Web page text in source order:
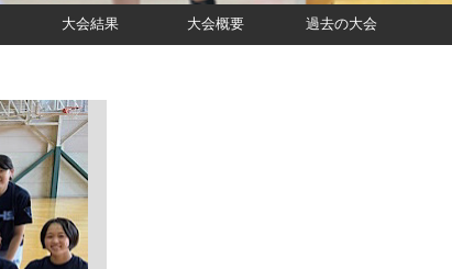
大会結果 大会概要 過去の大会